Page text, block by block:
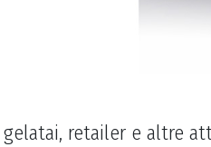
retailer e altre